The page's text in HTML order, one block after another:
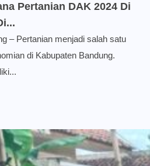
Pertanian DAK 2024 Di
– Pertanian menjadi salah satu
di Kabupaten Bandung.